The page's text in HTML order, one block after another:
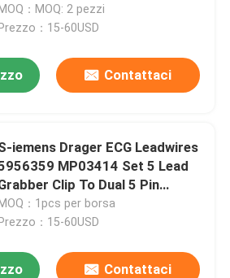
IntelliVue MX800
MOQ：MOQ: 2 pezzi
Prezzo：15-60USD
Contattaci
iemens Drager ECG Leadwires
MP03414 Set 5 Lead
Clip To Dual 5 Pin
MOQ：1pcs per borsa
Prezzo：15-60USD
Contattaci